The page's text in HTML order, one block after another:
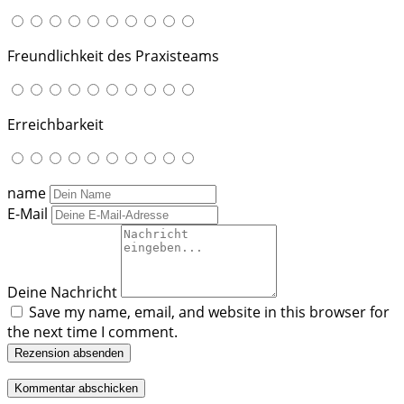
Freundlichkeit des Praxisteams
Erreichbarkeit
name
E-Mail
Deine Nachricht
Save my name, email, and website in this browser for
the next time I comment.
Rezension absenden